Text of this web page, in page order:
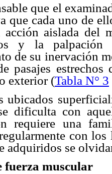
que el
que cada uno de
acción aislada del
y la
de su inervación
pasajes
exterior (Tabla N° 3
ubicados
dificulta con
requiere una
con
adquiridos se
fuerza muscular